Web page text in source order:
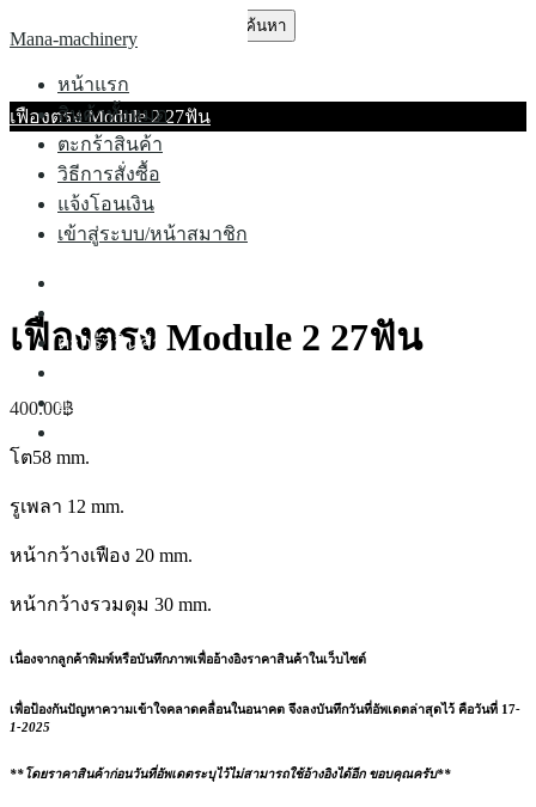
to
Mana-machinery
หน้าแรก
สินค้าทั้งหมด
ตะกร้าสินค้า
วิธีการสั่งซื้อ
แจ้งโอนเงิน
เข้าสู่ระบบ/หน้าสมาชิก
ตะกร้าสินค้า
แจ้งโอนเงิน
สำหรับ:
เฟืองตรง Module 2 27ฟัน
เฟืองตรง Module 2 27ฟัน
400.00฿
โต58 mm.
รูเพลา 12 mm.
หน้ากว้างเฟือง 20 mm.
หน้ากว้างรวมดุม 30 mm.
เนื่องจากลูกค้าพิมพ์หรือบันทึกภาพเพื่ออ้างอิงราคาสินค้าในเว็บไซต์
เพื่อป้องกันปัญหาความเข้าใจคลาดคลื่อนในอนาคต จึงลงบันทึกวันที่อัพเดตล่าสุดไว้ คือวันที่ 17-
1-2025
**โดยราคาสินค้าก่อนวันที่อัพเดตระบุไว้ไม่สามารถใช้อ้างอิงได้อีก ขอบคุณครับ**